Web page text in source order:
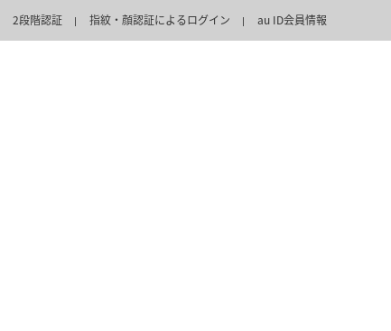
2段階認証 指紋・顔認証によるログイン au ID会員情報